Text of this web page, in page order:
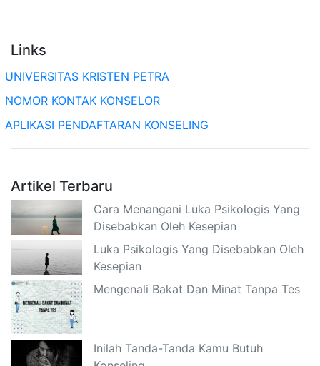
Links
UNIVERSITAS KRISTEN PETRA
NOMOR KONTAK KONSELOR
APLIKASI PENDAFTARAN KONSELING
Artikel Terbaru
Cara Menangani Luka Psikologis Yang
Disebabkan Oleh Kesepian
Luka Psikologis Yang Disebabkan Oleh
Kesepian
Mengenali Bakat Dan Minat Tanpa Tes
Inilah Tanda-Tanda Kamu Butuh